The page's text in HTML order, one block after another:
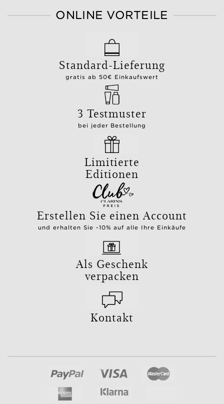
ONLINE VORTEILE
Standard-Lieferung
gratis ab 50€ Einkaufswert
3 Testmuster
bei jeder Bestellung
Limitierte
Editionen
Erstellen Sie einen Account
und erhalten Sie -10% auf alle Ihre Einkäufe
Als Geschenk
verpacken
Kontakt